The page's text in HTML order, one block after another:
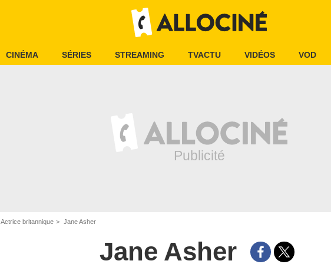
CINÉMA SÉRIES STREAMING TVACTU VIDÉOS VOD
Actrice britannique Jane Asher
Jane Asher